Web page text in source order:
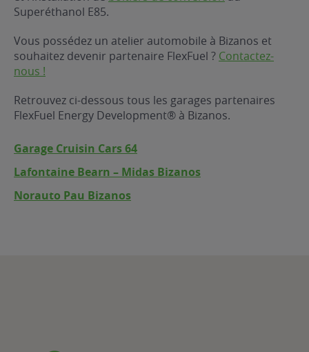
gratuit
?
Superéthanol E85.
Vous possédez un atelier automobile à Bizanos et
souhaitez devenir partenaire FlexFuel ? Contactez-
nous !
Retrouvez ci-dessous tous les garages partenaires
FlexFuel Energy Development® à Bizanos.
Garage Cruisin Cars 64
Lafontaine Bearn – Midas Bizanos
Norauto Pau Bizanos